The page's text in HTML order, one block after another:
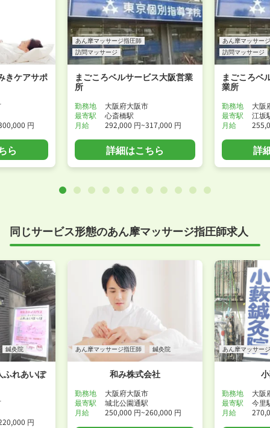
きケアサポ
円
ら
あん摩マッサージ指圧師
訪問マッサージ
まごころベルサービス大阪営業
所
勤務地
大阪府大阪市
最寄駅
心斎橋駅
月給
292,000 円~317,000 円
詳細はこちら
あん摩マッサー
訪問マッサージ
まごころベ
業所
勤務地
大阪
最寄駅
江坂
月給
詳
同じサービス形態のあん摩マッサージ指圧師求人
鍼灸院
ふれあいぽ
円
あん摩マッサージ指圧師 鍼灸院
和み株式会社
勤務地
大阪府大阪市
最寄駅
城北公園通駅
月給
250,000 円~260,000 円
あん摩マッサー
勤務地
大阪
最寄駅
今里
月給